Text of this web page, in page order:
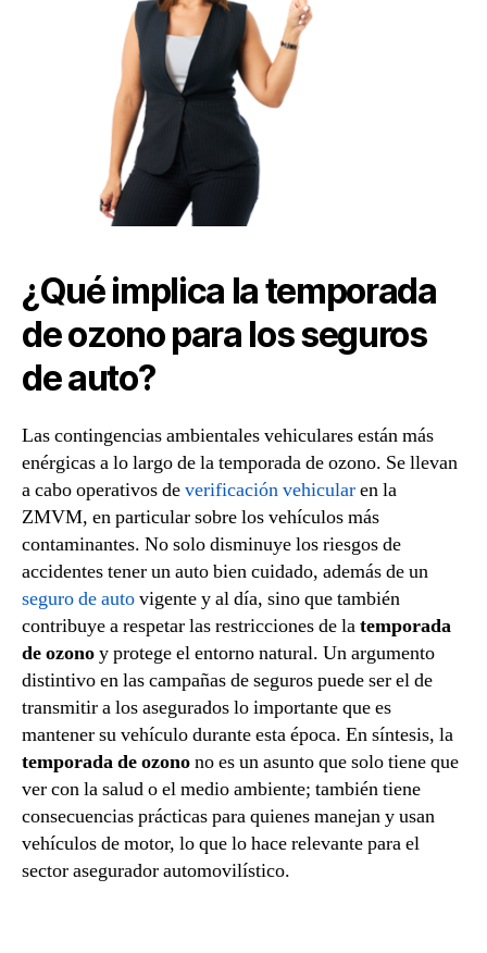
¿Qué implica la temporada
de ozono para los seguros
de auto?
Las contingencias ambientales vehiculares están más
enérgicas a lo largo de la temporada de ozono. Se llevan
a cabo operativos deverificación vehicularen la
ZMVM, en particular sobre los vehículos más
contaminantes. No solo disminuye los riesgos de
accidentes tener un auto bien cuidado, además de un
seguro de autovigente y al día, sino que también
contribuye a respetar las restricciones de latemporada
de ozonoy protege el entorno natural. Un argumento
distintivo en las campañas de seguros puede ser el de
transmitir a los asegurados lo importante que es
mantener su vehículo durante esta época. En síntesis, la
temporada de ozonono es un asunto que solo tiene que
ver con la salud o el medio ambiente; también tiene
consecuencias prácticas para quienes manejan y usan
vehículos de motor, lo que lo hace relevante para el
sector asegurador automovilístico.